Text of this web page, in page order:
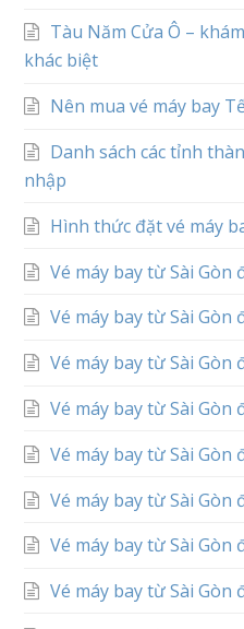
Tàu Năm Cửa Ô –
khác biệt
Nên mua vé máy bay
Danh sách các tỉnh
nhập
Hình thức đặt vé máy
Vé máy bay từ Sài Gòn
Vé máy bay từ Sài Gòn
Vé máy bay từ Sài Gòn
Vé máy bay từ Sài Gòn
Vé máy bay từ Sài Gòn
Vé máy bay từ Sài Gòn
Vé máy bay từ Sài Gòn
Vé máy bay từ Sài Gòn